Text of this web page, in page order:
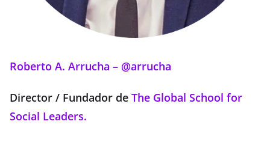
Roberto A. Arrucha – @arrucha
Director / Fundador de The Global School for
Social Leaders.